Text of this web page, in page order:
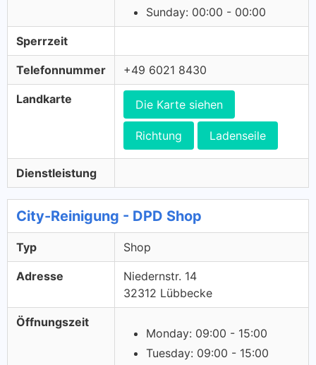
Sunday: 00:00 - 00:00
Sperrzeit
Telefonnummer +49 6021 8430
Landkarte Die Karte siehen
Richtung Ladenseile
Dienstleistung
City-Reinigung - DPD Shop
Typ Shop
Adresse
Niedernstr. 14
32312 Lübbecke
Öffnungszeit
Monday: 09:00 - 15:00
Tuesday: 09:00 - 15:00